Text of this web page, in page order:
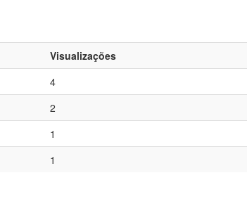
Visualizações
4
2
1
1